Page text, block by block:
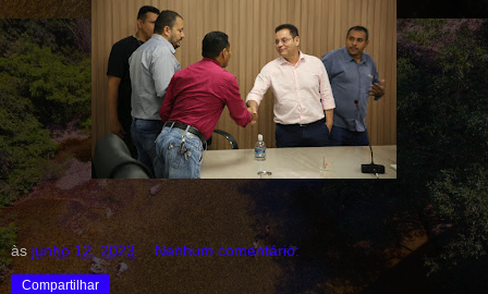
às junho 12, 2023 Nenhum comentário:
Compartilhar